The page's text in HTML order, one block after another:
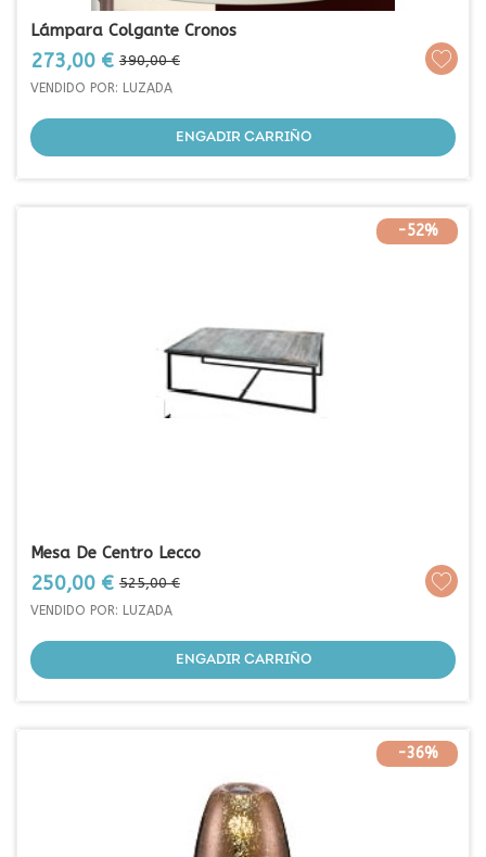
Lámpara Colgante Cronos
Prezo
273,00 € Prezo
base
390,00 €
VENDIDO POR: LUZADA
ENGADIR CARRIÑO
-52%
Mesa De Centro Lecco
Prezo
250,00 € Prezo
base
525,00 €
VENDIDO POR: LUZADA
ENGADIR CARRIÑO
-36%